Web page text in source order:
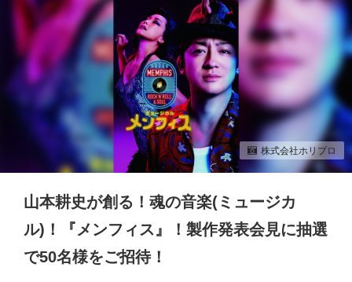
株式会社ホリプロ
山本耕史が創る！魂の音楽(ミュージカ
ル)！『メンフィス』！製作発表会見に抽選
で50名様をご招待！